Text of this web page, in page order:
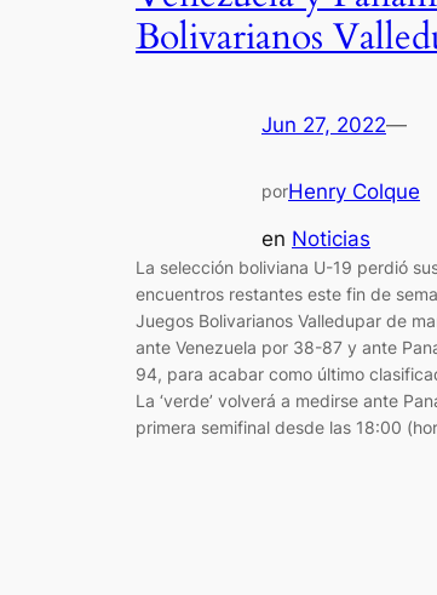
Bolivarianos
Jun 27, 2022—
porHenry Colque
en Noticias
La selección boliviana U-19 perdió
encuentros restantes este fin de
Juegos Bolivarianos Valledupar de
ante Venezuela por 38-87 y ante
94, para acabar como último
La ‘verde’ volverá a medirse ante
primera semifinal desde las 18:00